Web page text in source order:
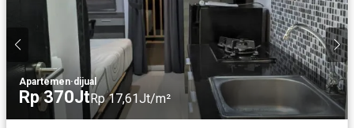
Apartemen·dijual
Rp 370JtRp 17,61Jt/m²